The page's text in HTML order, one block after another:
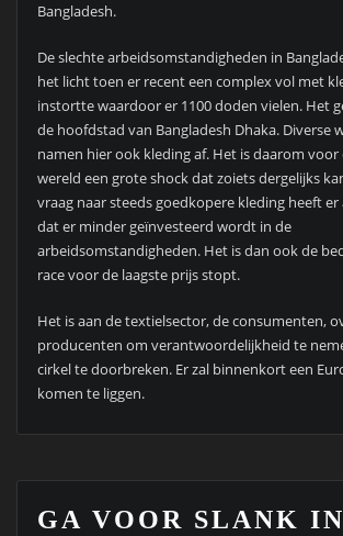
Bangladesh.
De slechte arbeidsomstandigheden in
het licht toen er recent een complex vol met
instortte waardoor er 1100 doden vielen. Het
de hoofdstad van Bangladesh Dhaka. Diverse
namen hier ook kleding af. Het is daarom voor
wereld een grote shock dat zoiets dergelijks
vraag naar steeds goedkopere kleding heeft er
dat er minder geïnvesteerd wordt in de
arbeidsomstandigheden. Het is dan ook de
race voor de laagste prijs stopt.
Het is aan de textielsector, de consumenten,
producenten om verantwoordelijkheid te
cirkel te doorbreken. Er zal binnenkort een
komen te liggen.
GA VOOR SLANK